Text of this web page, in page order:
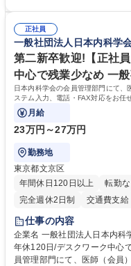
元様とのやり取り、輸入関連
工場開拓などがございます。 募集職種 【生産管理】キャラクターバック
や雑貨の生産・品質管理/年休
め、『コツコツと実直に取り
外関係者と友好なコミュニケ
ンで行います。 学歴・資格 学歴：大学院 大学 高専 短大 専修学校 高校 語
学力： 資格：
正社員
一般社団法人日本内科学
第二新卒歓迎!【正社
中心で残業少なめ 一
日本内科学会の会員管理部門にて、
ステム入力、電話・FAX対応をお任
などにも幅広く携わっていただきま
月給
23万円～27万円
勤務地
東京都文京区
年間休日120日以上
転勤な
完全週休2日制
交通費支給
仕事の内容
企業名 一般社団法人日本内科学会 求人名 第二新卒歓迎！【正
年休120日/デスクワーク中心で残業少なめ 仕事の
員管理部門にて、医師（会員